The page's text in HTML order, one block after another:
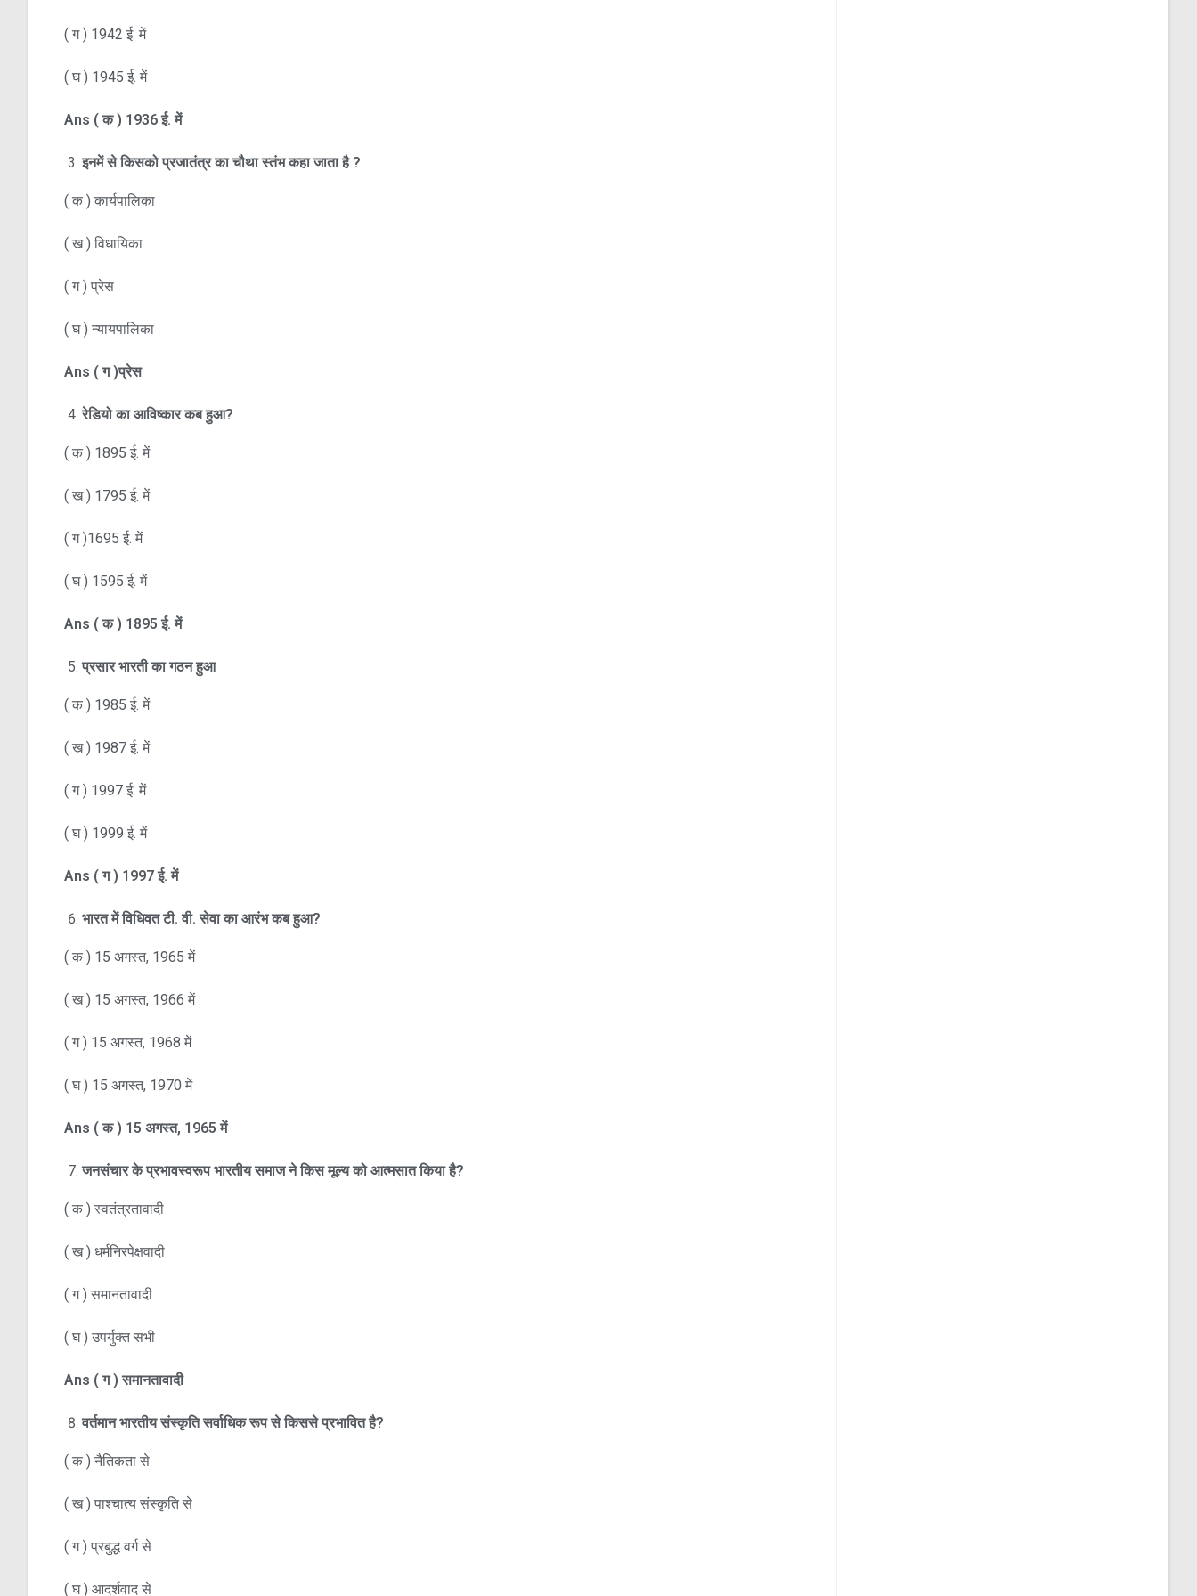
( ग ) 1942 ई. में
( घ ) 1945 ई. में
Ans (क ) 1936ई. में
इनमें से किसको प्रजातंत्र का चौथा स्तंभ कहा जाता है?
( क ) कार्यपालिका
( ख ) विधायिका
( ग ) प्रेस
( घ ) न्यायपालिका
Ans (ग )प्रेस
रेडियो का आविष्कार कब हुआ?
( क ) 1895 ई. में
( ख ) 1795 ई. में
( ग )1695 ई. में
( घ ) 1595 ई. में
Ans (क ) 1895ई. में
प्रसार भारती का गठन हुआ
( क ) 1985 ई. में
( ख ) 1987 ई. में
( ग ) 1997 ई. में
( घ ) 1999 ई. में
Ans (ग ) 1997ई. में
भारत में विधिवत टी. वी. सेवा का आरंभ कब हुआ?
( क ) 15 अगस्त, 1965 में
( ख ) 15 अगस्त, 1966 में
( ग ) 15 अगस्त, 1968 में
( घ ) 15 अगस्त, 1970 में
Ans (क ) 15 अगस्त, 1965में
जनसंचार के प्रभावस्वरूप भारतीय समाज ने किस मूल्य को आत्मसात किया है?
( क ) स्वतंत्रतावादी
( ख ) धर्मनिरपेक्षवादी
( ग ) समानतावादी
( घ ) उपर्युक्त सभी
Ans (ग ) समानतावादी
वर्तमान भारतीय संस्कृति सर्वाधिक रूप से किससे प्रभावित है?
( क ) नैतिकता से
( ख ) पाश्चात्य संस्कृति से
( ग ) प्रबुद्ध वर्ग से
( घ ) आदर्शवाद से